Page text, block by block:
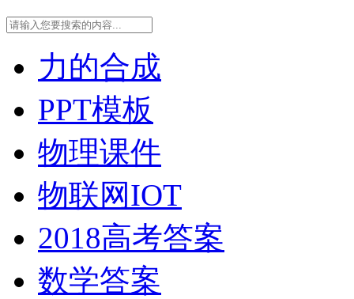
力的合成
PPT模板
物理课件
物联网IOT
2018高考答案
数学答案